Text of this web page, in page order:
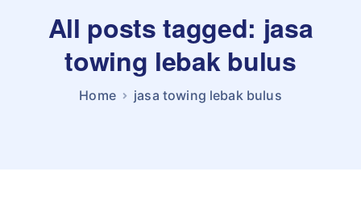
All posts tagged: jasa
towing lebak bulus
Home jasa towing lebak bulus